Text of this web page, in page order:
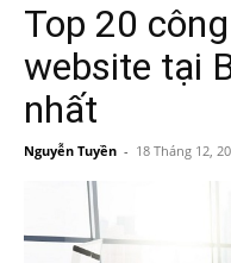
Top 20
website tại
nhất
Nguyễn Tuyền - 18 Tháng 12,